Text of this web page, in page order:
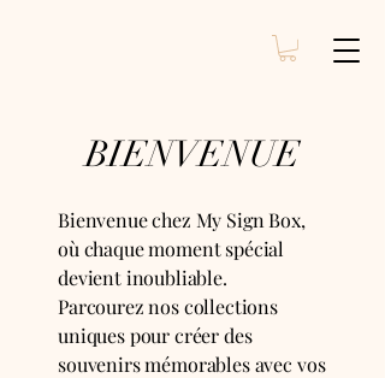
MySignBox
BIENVENUE
Bienvenue chez My Sign Box,
où chaque moment spécial
devient inoubliable.
Parcourez nos collections
uniques pour créer des
souvenirs mémorables avec vos